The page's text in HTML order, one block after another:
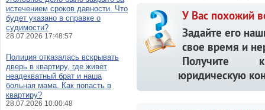
У Вас похожий
Задайте его
свое время и
Получите
юридическую
истечением сроков давности. Что
будет указано в справке о
судимости?
28.07.2026 17:48:57
Полиция отказалась вскрывать
дверь в квартиру, где живет
неадекватный брат и наша
больная мама. Как попасть в
квартиру?
28.07.2026 10:00:48